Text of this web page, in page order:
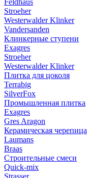
Feldhaus
Stroeher
Westerwalder Klinker
Vandersanden
Клинкерные ступени
Exagres
Stroeher
Westerwalder Klinker
Плитка для цоколя
Terrabig
SilverFox
Промышленная плитка
Exagres
Gres Aragon
Керамическая черепица
Laumans
Braas
Строительные смеси
Quick-mix
Strasser